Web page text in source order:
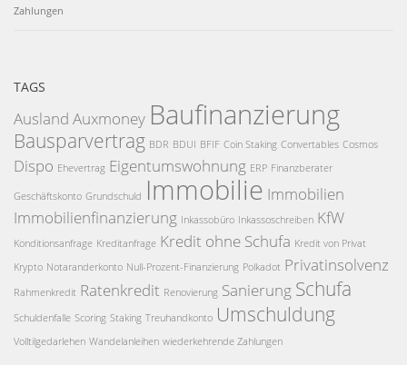
Zahlungen
TAGS
Ausland Auxmoney Baufinanzierung
Bausparvertrag BDR BDUI BFIF Coin Staking Convertables Cosmos
Dispo Ehevertrag Eigentumswohnung ERP Finanzberater
Geschäftskonto Grundschuld Immobilie Immobilien
Immobilienfinanzierung Inkassobüro Inkassoschreiben KfW
Konditionsanfrage Kreditanfrage Kredit ohne Schufa Kredit von Privat
Krypto Notaranderkonto Null-Prozent-Finanzierung Polkadot Privatinsolvenz
Rahmenkredit Ratenkredit Renovierung Sanierung Schufa
Schuldenfalle Scoring Staking Treuhandkonto Umschuldung
Volltilgedarlehen Wandelanleihen wiederkehrende Zahlungen